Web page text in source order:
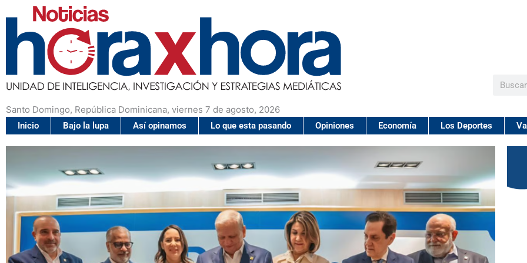
Santo Domingo, República Dominicana, viernes 7 de agosto, 2026
Buscar
Inicio Bajo la lupa Así opinamos Lo que esta pasando Opiniones Economía Los Deportes